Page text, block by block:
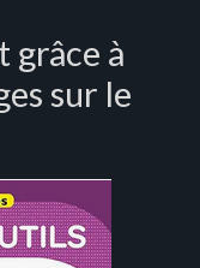
grâce à
sur le